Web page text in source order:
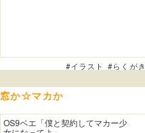
#イラスト #らくがき
窓か☆マカか
OS9ベエ「僕と契約してマカー少